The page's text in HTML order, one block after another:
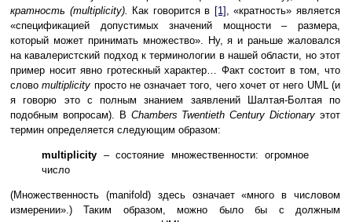
кратность (multiplicity). Как говорится в [1] , «кратность» является
«спецификацией допустимых значений мощности – размера,
который может принимать множество». Ну, я и раньше жаловался
на кавалеристский подход к терминологии в нашей области, но этот
пример носит явно гротескный характер… Факт состоит в том, что
словоmultiplicity просто не означает того, чего хочет от него UML (и
я говорю это с полным знанием заявлений Шалтая-Болтая по
подобным вопросам). В Chambers Twentieth Century Dictionaryэтот
термин определяется следующим образом:
multiplicity – состояние множественности: огромное
число
(Множественность (manifold) здесь означает «много в числовом
измерении».) Таким образом, можно было бы с должным